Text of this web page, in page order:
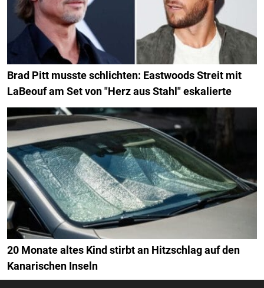
Brad Pitt musste schlichten: Eastwoods Streit mit
LaBeouf am Set von "Herz aus Stahl" eskalierte
20 Monate altes Kind stirbt an Hitzschlag auf den
Kanarischen Inseln